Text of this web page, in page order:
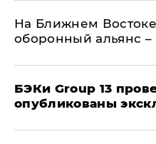
На Ближнем
оборонный альянс –
​БЭКи Group 13
опубликованы